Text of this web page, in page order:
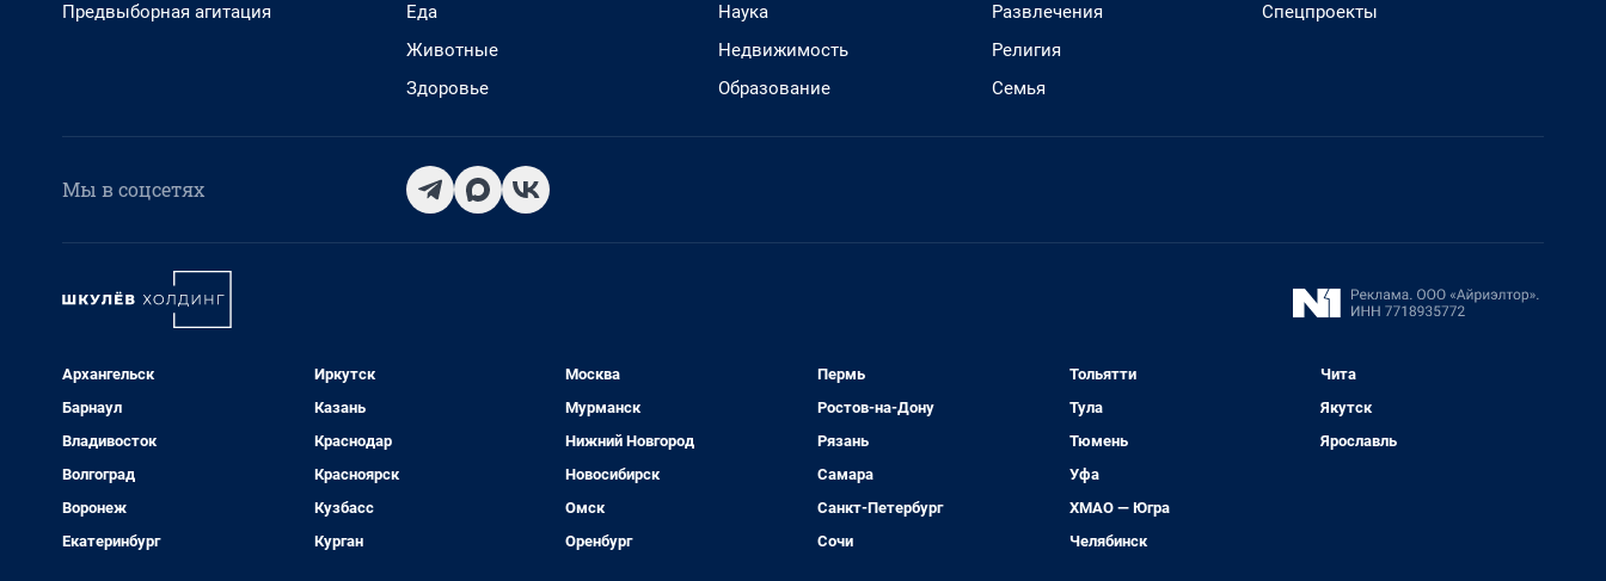
Предвыборная агитация
Еда
Животные
Здоровье
Наука
Недвижимость
Образование
Развлечения
Религия
Семья
Спецпроекты
Мы в соцсетях
Архангельск
Барнаул
Владивосток
Волгоград
Воронеж
Екатеринбург
Иркутск
Казань
Краснодар
Красноярск
Кузбасс
Курган
Москва
Мурманск
Нижний Новгород
Новосибирск
Омск
Оренбург
Пермь
Ростов-на-Дону
Рязань
Самара
Санкт-Петербург
Сочи
Тольятти
Тула
Тюмень
Уфа
ХМАО — Югра
Челябинск
Чита
Якутск
Ярославль